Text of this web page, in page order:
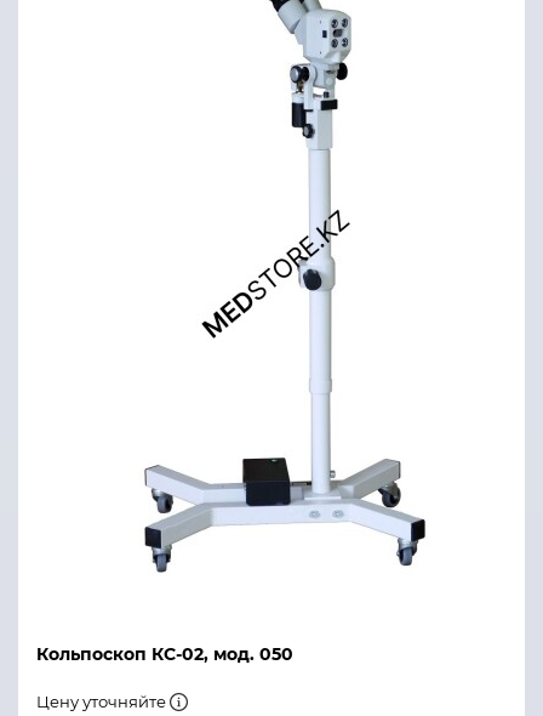
Кольпоскоп КС-02, мод. 050
Цену уточняйте